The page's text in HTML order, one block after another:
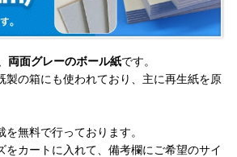
両面グレーのボール紙です。
製の箱にも使われており、主に再生紙を原
無料で行っております。
をカートに入れて、備考欄にご希望のサイ